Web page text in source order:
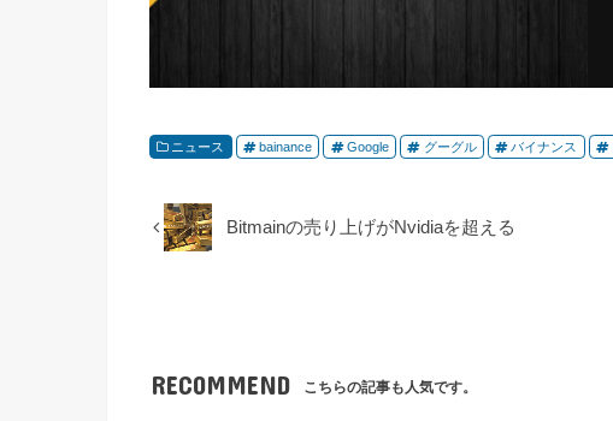
ニュース bainance Google グーグル バイナンス
Bitmainの売り上げがNvidiaを超える
RECOMMEND こちらの記事も人気です。